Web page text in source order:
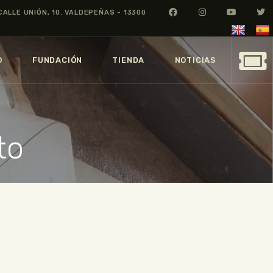
UNIÓN, 10. VALDEPEÑAS - 13300
FUNDACIÓN TIENDA NOTICIAS